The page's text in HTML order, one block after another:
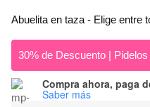
Abuelita en taza - Elige entre
30% de Descuento | Pidelos
Compra ahora, paga
Saber más